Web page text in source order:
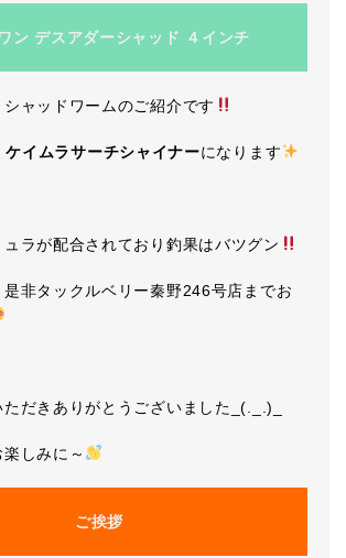
ン デスアダーシャッド ４インチ
ャッドワームのご紹介です
ケイムラサーチシャイナーになります
ラが配合されており釣果はバツグン
非タックルベリー秦野246号店までお
だきありがとうございました_(._.)_
しみに～
ご挨拶